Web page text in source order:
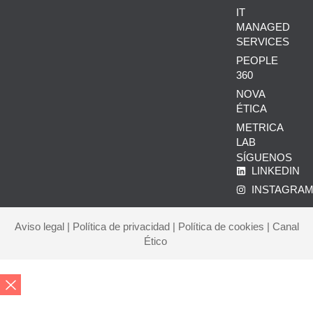
IT
MANAGED
SERVICES
PEOPLE
360
NOVA
ÉTICA
METRICA
LAB
SÍGUENOS
LINKEDIN
Aviso legal| Política de privacidad| Política de cookies | Canal
Ético